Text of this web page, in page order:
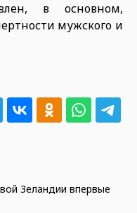
в основном,
мужского и
Зеландии впервые